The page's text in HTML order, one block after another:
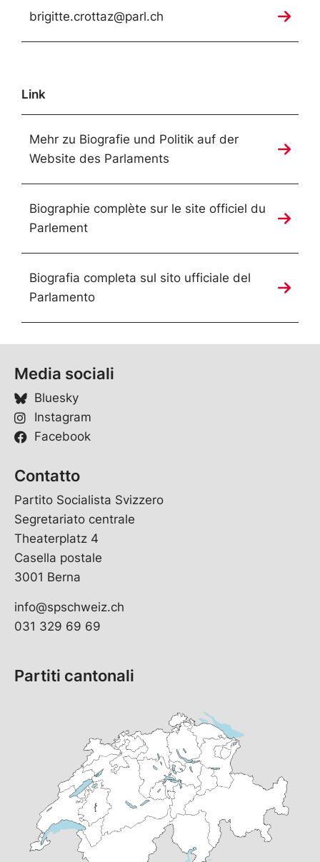
brigitte.crottaz@parl.ch
Link
Mehr zu Biografie und Politik auf der
Website des Parlaments
Biographie complète sur le site officiel du
Parlement
Biografia completa sul sito ufficiale del
Parlamento
Media sociali
Bluesky
Instagram
Facebook
Contatto
Partito Socialista Svizzero
Segretariato centrale
Theaterplatz 4
Casella postale
3001 Berna
info@spschweiz.ch
031 329 69 69
Partiti cantonali